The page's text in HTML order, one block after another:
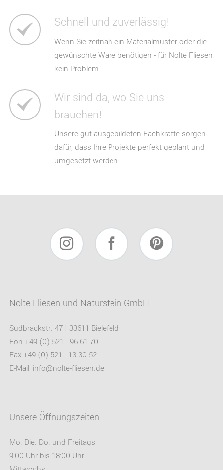
Schnell und zuverlässig!
Wenn Sie zeitnah ein Materialmuster oder die
gewünschte Ware benötigen - für Nolte Fliesen
kein Problem.
Wir sind da, wo Sie uns
brauchen!
Unsere gut ausgebildeten Fachkräfte sorgen
dafür, dass Ihre Projekte perfekt geplant und
umgesetzt werden.
Nolte Fliesen und Naturstein GmbH
Sudbrackstr. 47 | 33611 Bielefeld
Fon +49 (0) 521 - 96 61 70
Fax +49 (0) 521 - 13 30 52
E-Mail: info@nolte-fliesen.de
Unsere Öffnungszeiten
Mo. Die. Do. und Freitags:
9:00 Uhr bis 18:00 Uhr